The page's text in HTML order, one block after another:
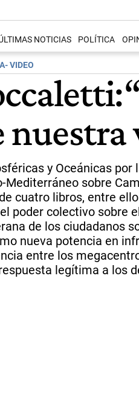
NOTICIAS POLÍTICA
VIDEO
y Oceánicas
Mediterráneo sobre
cuatro libros, entre
poder colectivo sobre
de los ciudadanos
nueva potencia en
entre los
legítima a los